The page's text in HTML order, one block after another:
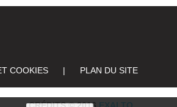
COOKIES | PLAN DU SITE